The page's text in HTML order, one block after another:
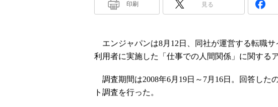
印刷 見る
エンジャパンは8月12日、同社が運営する転職
利用者に実施した「仕事での人間関係」に関する
調査期間は2008年6月19日～7月16日。回答した
ト調査を行った。